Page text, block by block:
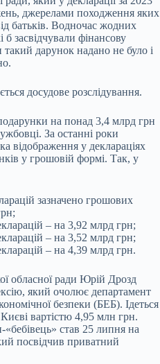
джерелами походження яких
батьків. Водночас жодних
засвідчували фінансову
такий дарунок надано не було і
досудове розслідування.
на понад 3,4 млрд грн
За останні роки
відображення у деклараціях
у грошовій формі. Так, у
зазначено грошових
– на 3,92 млрд грн;
– на 3,52 млрд грн;
– на 4,39 млрд грн.
обласної ради Юрій Дрозд
який очолює департамент
безпеки (БЕБ). Ідеться
вартістю 4,95 млн грн.
«бебівець» став 25 липня на
посвідчив приватний